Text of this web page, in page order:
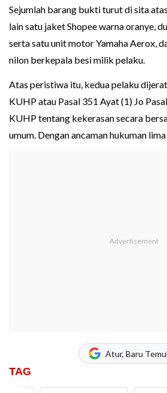
Sejumlah barang bukti turut di sita
lain satu jaket Shopee warna oranye,
serta satu unit motor Yamaha Aerox,
nilon berkepala besi milik pelaku.
Atas peristiwa itu, kedua pelaku
KUHP atau Pasal 351 Ayat (1) Jo
KUHP tentang kekerasan secara
umum. Dengan ancaman hukuman
Atur, Baru
TAG